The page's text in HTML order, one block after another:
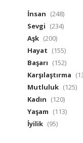
İnsan (248)
Sevgi (234)
Aşk (200)
Hayat (155)
Başarı (152)
Karşılaştırma
Mutluluk (125)
Kadın (120)
Yaşam (113)
İyilik (95)